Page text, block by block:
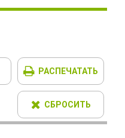
РАСПЕЧАТАТЬ
СБРОСИТЬ